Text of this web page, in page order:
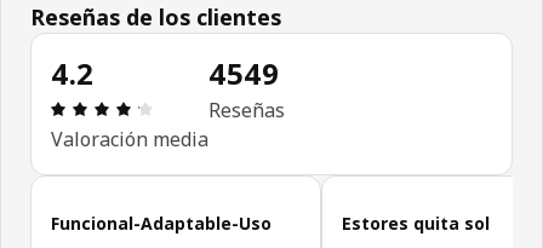
Reseñas de los clientes
4.2
Reseña: 4.2 de 5 estrellas. Revisiones totales:
Valoración media
4549
Reseñas
Omitir las opiniones de los clientes
Funcional-Adaptable-Uso
Estores quita sol